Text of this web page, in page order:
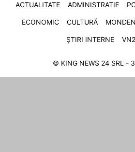
ACTUALITATE ADMINISTRATIE
ECONOMIC CULTURĂ MONDEN
ȘTIRI INTERNE
© KING NEWS 24 SRL -